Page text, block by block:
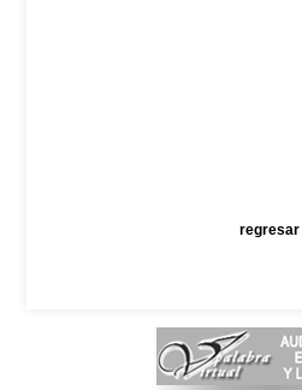
regresar